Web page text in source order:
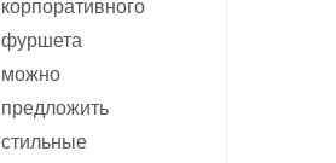
корпоративного
фуршета
можно
предложить
стильные